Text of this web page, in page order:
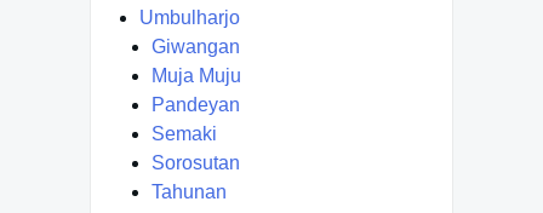
Umbulharjo
Giwangan
Muja Muju
Pandeyan
Semaki
Sorosutan
Tahunan